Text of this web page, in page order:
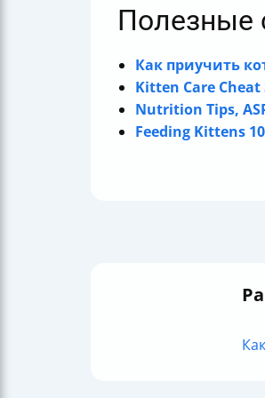
Полезные
Как приучить
Kitten Care Cheat
Nutrition Tips,
Feeding Kittens